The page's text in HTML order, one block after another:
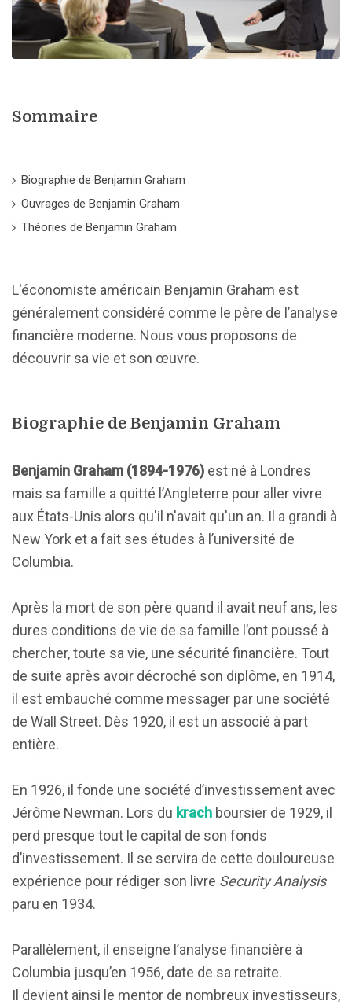
Sommaire
Biographie de Benjamin Graham
Ouvrages de Benjamin Graham
Théories de Benjamin Graham
L'économiste américain Benjamin Graham est
généralement considéré comme le père de l’analyse
financière moderne. Nous vous proposons de
découvrir sa vie et son œuvre.
Biographie de Benjamin Graham
Benjamin Graham (1894-1976) est né à Londres
mais sa famille a quitté l’Angleterre pour aller vivre
aux États-Unis alors qu'il n'avait qu'un an. Il a grandi à
New York et a fait ses études à l’université de
Columbia.
Après la mort de son père quand il avait neuf ans, les
dures conditions de vie de sa famille l’ont poussé à
chercher, toute sa vie, une sécurité financière. Tout
de suite après avoir décroché son diplôme, en 1914,
il est embauché comme messager par une société
de Wall Street. Dès 1920, il est un associé à part
entière.
En 1926, il fonde une société d’investissement avec
Jérôme Newman. Lors du krach boursier de 1929, il
perd presque tout le capital de son fonds
d’investissement. Il se servira de cette douloureuse
expérience pour rédiger son livre Security Analysis
paru en 1934.
Parallèlement, il enseigne l’analyse financière à
Columbia jusqu’en 1956, date de sa retraite.
Il devient ainsi le mentor de nombreux investisseurs,